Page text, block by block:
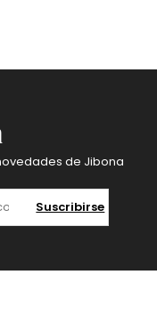
de Jibona
Suscribirse